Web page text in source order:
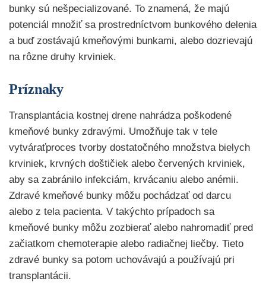
bunky sú nešpecializované. To znamená, že majú
potenciál množiť sa prostredníctvom bunkového delenia
a buď zostávajú kmeňovými bunkami, alebo dozrievajú
na rôzne druhy krviniek.
Príznaky
Transplantácia kostnej drene nahrádza poškodené
kmeňové bunky zdravými. Umožňuje tak v tele
vytváraťproces tvorby dostatočného množstva bielych
krviniek, krvných doštičiek alebo červených krviniek,
aby sa zabránilo infekciám, krvácaniu alebo anémii.
Zdravé kmeňové bunky môžu pochádzať od darcu
alebo z tela pacienta. V takýchto prípadoch sa
kmeňové bunky môžu zozbierať alebo nahromadiť pred
začiatkom chemoterapie alebo radiačnej liečby. Tieto
zdravé bunky sa potom uchovávajú a používajú pri
transplantácii.